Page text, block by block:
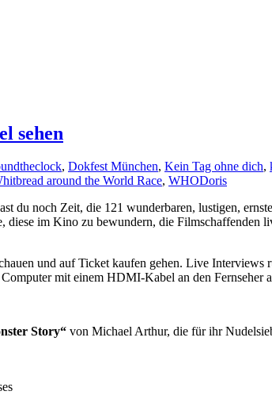
sehen
, Dokfest München, Kein Tag ohne dich,
around the World Race, WHODoris
du noch Zeit, die 121 wunderbaren, lustigen,
diese im Kino zu bewundern, die Filmschaffenden
und auf Ticket kaufen gehen. Live
mit einem HDMI-Kabel an den Fernseher
Story“ von Michael Arthur, die für ihr